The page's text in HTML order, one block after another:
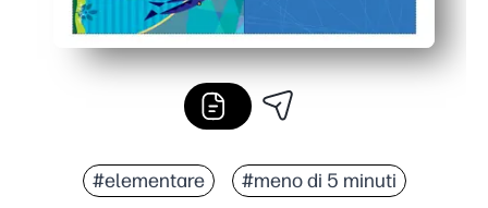
#elementare #meno di 5 minuti